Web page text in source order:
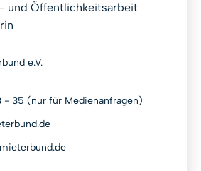
und Öffentlichkeitsarbeit
e.V.
- 35 (nur für Medienanfragen)